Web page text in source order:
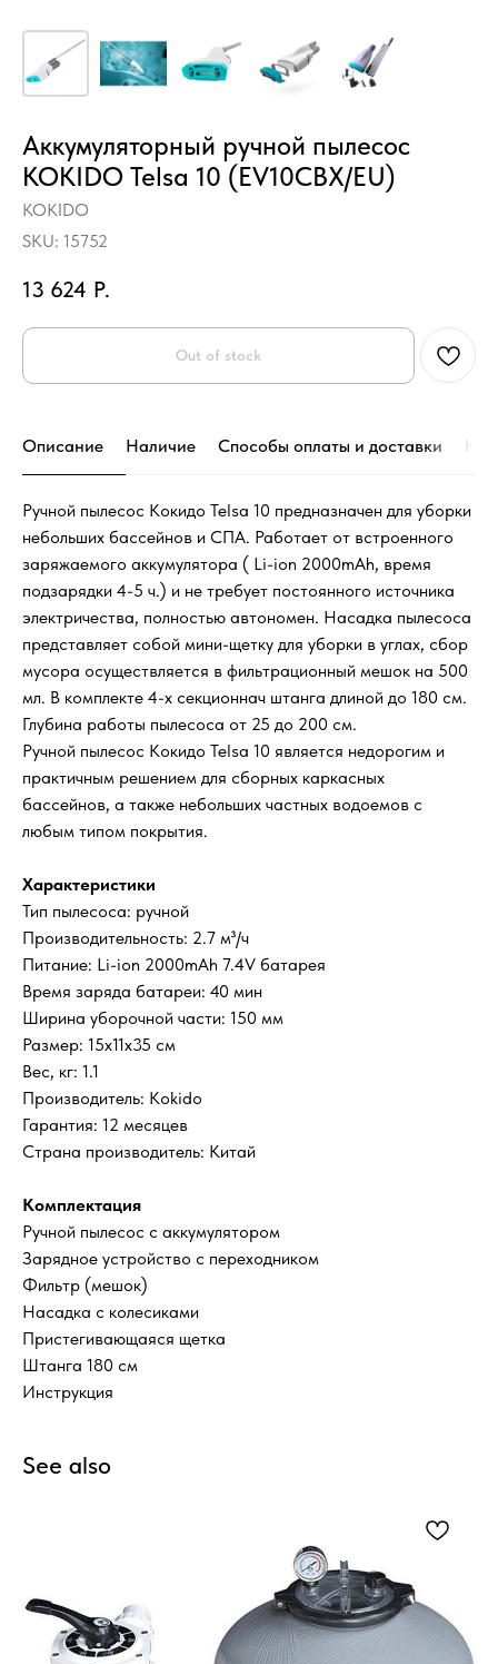
Аккумуляторный ручной пылесос
KOKIDO Telsa 10 (EV10CBX/EU)
KOKIDO
SKU: 15752
13 624 Р.
Out of stock
Описание Наличие Способы оплаты и доставки
Ручной пылесос Кокидо Telsa 10 предназначен для уборки
небольших бассейнов и СПА. Работает от встроенного
заряжаемого аккумулятора ( Li-ion 2000mAh, время
подзарядки 4-5 ч.) и не требует постоянного источника
электричества, полностью автономен. Насадка пылесоса
представляет собой мини-щетку для уборки в углах, сбор
мусора осуществляется в фильтрационный мешок на 500
мл. В комплекте 4-х секционнач штанга длиной до 180 см.
Глубина работы пылесоса от 25 до 200 см.
Ручной пылесос Кокидо Telsa 10 является недорогим и
практичным решением для сборных каркасных
бассейнов, а также небольших частных водоемов с
любым типом покрытия.
Характеристики
Тип пылесоса: ручной
Производительность: 2.7 м³/ч
Питание: Li-ion 2000mAh 7.4V батарея
Время заряда батареи: 40 мин
Ширина уборочной части: 150 мм
Размер: 15x11x35 см
Вес, кг: 1.1
Производитель: Kokido
Гарантия: 12 месяцев
Страна производитель: Китай
Комплектация
Ручной пылесос с аккумулятором
Зарядное устройство с переходником
Фильтр (мешок)
Насадка с колесиками
Пристегивающаяся щетка
Штанга 180 см
Инструкция
See also